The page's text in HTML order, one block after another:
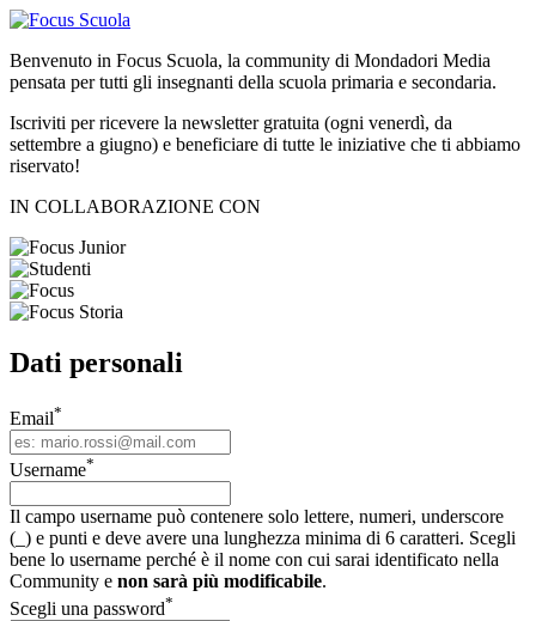
Benvenuto in Focus Scuola, la community di Mondadori Media
pensata per tutti gli insegnanti della scuola primaria e secondaria.
Iscriviti per ricevere la newsletter gratuita (ogni venerdì, da
settembre a giugno) e beneficiare di tutte le iniziative che ti abbiamo
riservato!
IN COLLABORAZIONE CON
Dati personali
Email*
Username*
Il campo username può contenere solo lettere, numeri, underscore
(_) e punti e deve avere una lunghezza minima di 6 caratteri. Scegli
bene lo username perché è il nome con cui sarai identificato nella
Community e non sarà più modificabile.
Scegli una password*